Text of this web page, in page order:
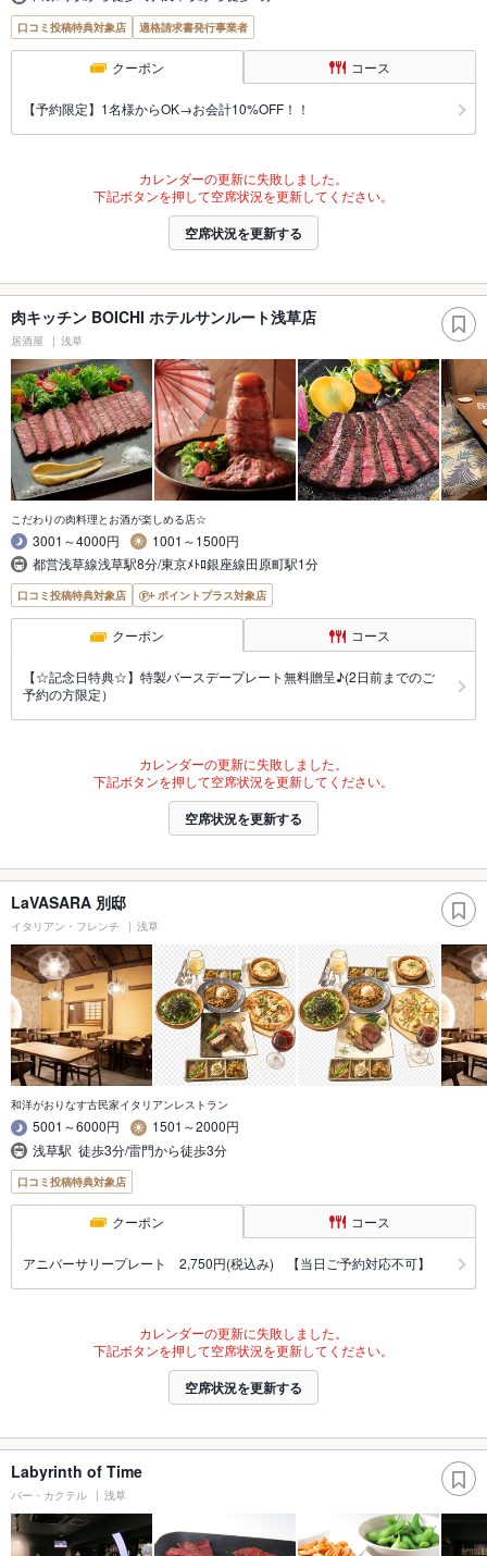
口コミ投稿特典対象店 適格請求書発行事業者
クーポン コース
【予約限定】1名様からOK→お会計10%OFF！！
カレンダーの更新に失敗しました。
下記ボタンを押して空席状況を更新してください。
空席状況を更新する
肉キッチン BOICHI ホテルサンルート浅草店
居酒屋 浅草
こだわりの肉料理とお酒が楽しめる店☆
3001～4000円
1001～1500円
都営浅草線浅草駅8分/東京ﾒﾄﾛ銀座線田原町駅1分
口コミ投稿特典対象店 ポイントプラス対象店
クーポン コース
【☆記念日特典☆】特製バースデープレート無料贈呈♪(2日前までのご
予約の方限定）
カレンダーの更新に失敗しました。
下記ボタンを押して空席状況を更新してください。
空席状況を更新する
LaVASARA 別邸
イタリアン・フレンチ 浅草
和洋がおりなす古民家イタリアンレストラン
5001～6000円
1501～2000円
浅草駅 徒歩3分/雷門から徒歩3分
口コミ投稿特典対象店
クーポン コース
アニバーサリープレート 2,750円(税込み) 【当日ご予約対応不可】
カレンダーの更新に失敗しました。
下記ボタンを押して空席状況を更新してください。
空席状況を更新する
Labyrinth of Time
バー・カクテル 浅草